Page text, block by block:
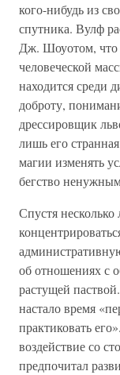
кого-нибудь из
спутника. Вулф
Дж. Шоуотом, что
человеческой
находится среди
доброту,
дрессировщик
лишь его
магии изменять
бегство
Спустя
об отношениях с
растущей
настало время
практиковать
воздействие со
предпочитал